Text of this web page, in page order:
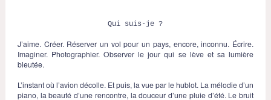
Qui suis-je ?
J’aime. Créer. Réserver un vol pour un pays, encore, inconnu. Écrire.
Imaginer. Photographier. Observer le jour qui se lève et sa lumière
bleutée.
L’instant où l’avion décolle. Et puis, la vue par le hublot. La mélodie d’un
piano, la beauté d’une rencontre, la douceur d’une pluie d’été. Le bruit